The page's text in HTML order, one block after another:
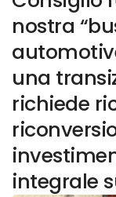
nostra
una
richiede
integrale